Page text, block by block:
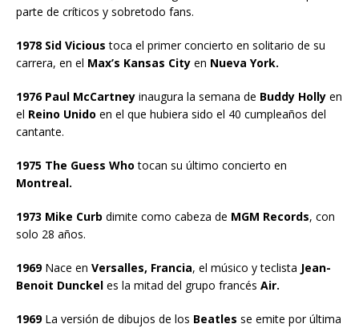
parte de críticos y sobretodo fans.
1978 Sid Vicious toca el primer concierto en solitario de su
carrera, en el Max’s Kansas City en Nueva York.
1976 Paul McCartney inaugura la semana de Buddy Holly en
el Reino Unido en el que hubiera sido el 40 cumpleaños del
cantante.
1975 The Guess Who tocan su último concierto en
Montreal.
1973 Mike Curb dimite como cabeza de MGM Records, con
solo 28 años.
1969Nace en Versalles, Francia, el músico y teclista Jean-
Benoit Dunckel es la mitad del grupo francés Air.
1969La versión de dibujos de los Beatles se emite por última